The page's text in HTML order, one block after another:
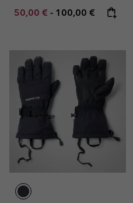
Minimum sale price:
50,00 € - Maximum price:
100,00 €